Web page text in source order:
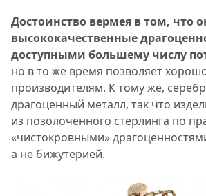
Достоинство вермея в том, что
высококачественные
доступными большему числу
но в то же время позволяет
производителям. К тому же,
драгоценный металл, так что
из позолоченного стерлинга по
«чистокровными»
а не бижутерией.